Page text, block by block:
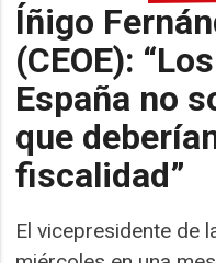
Íñigo
(CEOE):
España no
que
fiscalidad”
El vicepresidente de